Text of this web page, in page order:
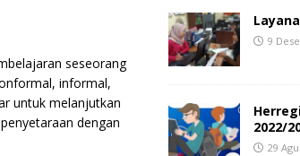
seseorang
informal,
untuk melanjutkan
dengan
9
2022/
29